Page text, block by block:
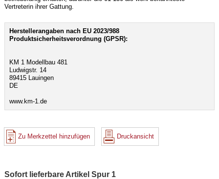
Vertreterin ihrer Gattung.
Herstellerangaben nach EU 2023/988
Produktsicherheitsverordnung (GPSR):
KM 1 Modellbau 481
Ludwigstr. 14
89415 Lauingen
DE
www.km-1.de
Zu Merkzettel hinzufügen Druckansicht
Sofort lieferbare Artikel Spur 1